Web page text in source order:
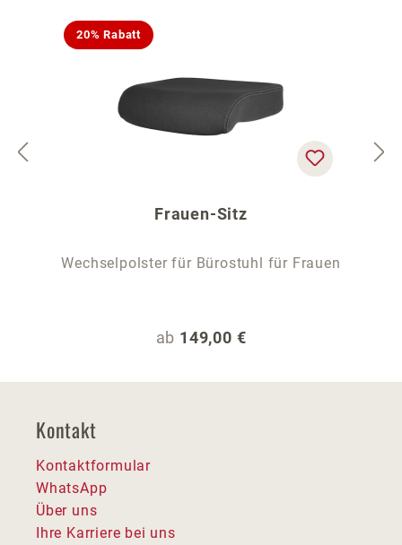
20% Rabatt
Frauen-Sitz
Wechselpolster für Bürostuhl für Frauen
Regulärer Preis:
ab 149,00 €
Kontakt
Kontaktformular
WhatsApp
Über uns
Ihre Karriere bei uns